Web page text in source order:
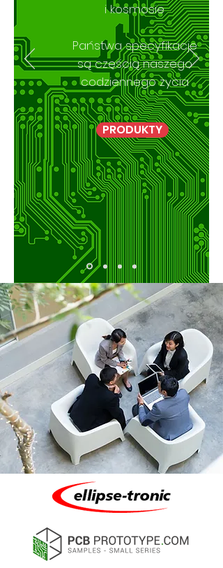
i kosmosie
Państwa specyfikacje
są częścią naszego
codziennego życia
PRODUKTY